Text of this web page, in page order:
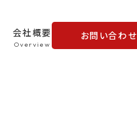
会社概要 お問い合わせ